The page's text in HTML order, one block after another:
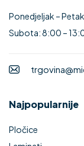
Ponedjeljak –
Subota: 8:00 –
Najpopularnije
Pločice